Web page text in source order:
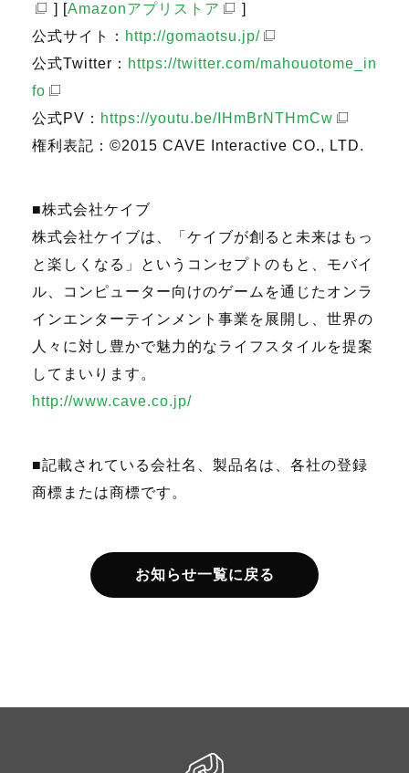
] [Amazonアプリストア
]
公式サイト： http://gomaotsu.jp/
公式Twitter： https://twitter.com/mahouotome_in
fo
公式PV： https://youtu.be/IHmBrNTHmCw
権利表記：©2015 CAVE Interactive CO., LTD.
■株式会社ケイブ
株式会社ケイブは、「ケイブが創ると未来はもっ
と楽しくなる」というコンセプトのもと、モバイ
ル、コンピューター向けのゲームを通じたオンラ
インエンターテインメント事業を展開し、世界の
人々に対し豊かで魅力的なライフスタイルを提案
してまいります。
http://www.cave.co.jp/
■記載されている会社名、製品名は、各社の登録
商標または商標です。
お知らせ一覧に戻る